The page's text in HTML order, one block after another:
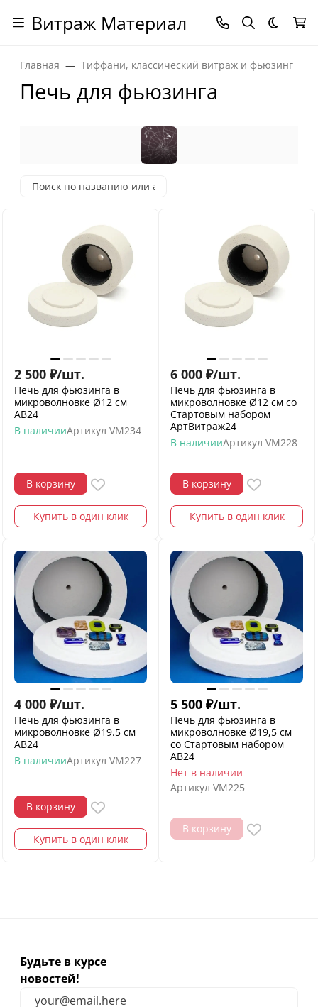
Витраж Материал Темная
Главная Тиффани, классический витраж и фьюзинг
Печь для фьюзинга
2 500 ₽/шт.
Печь для фьюзинга в
микроволновке Ø12 см
АВ24
В наличииАртикул VM234
В корзину
Купить в один клик
6 000 ₽/шт.
Печь для фьюзинга в
микроволновке Ø12 см со
Стартовым набором
АртВитраж24
В наличииАртикул VM228
В корзину
Купить в один клик
4 000 ₽/шт.
Печь для фьюзинга в
микроволновке Ø19.5 см
АВ24
В наличииАртикул VM227
В корзину
Купить в один клик
5 500 ₽/шт.
Печь для фьюзинга в
микроволновке Ø19,5 см
со Стартовым набором
АВ24
Нет в наличии
Артикул VM225
В корзину
Будьте в курсе
новостей!